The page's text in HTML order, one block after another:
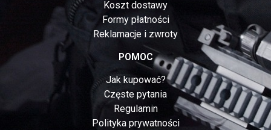
Koszt dostawy
Formy płatności
Reklamacje i zwroty
POMOC
Jak kupować?
Częste pytania
Regulamin
Polityka prywatności